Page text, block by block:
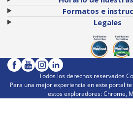
Formatos e
Legales
Todos los derechos reservados
Para una mejor experiencia en este portal
estos exploradores: Chrome,